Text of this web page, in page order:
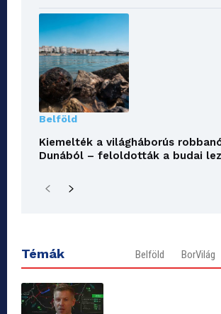
Belföld
Kiemelték a világháborús
Dunából – feloldották a budai
Témák Belföld BorVilág